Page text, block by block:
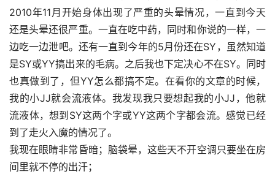
2010年11月开始身体出现了严重的头晕情况，一直到今天
还是头晕还很严重。一直在吃中药，同时和你说的一样，一
边吃一边泄吧。还有一直到今年的5月份还在SY，虽然知道
是SY或YY搞出来的毛病。之后我也下定决心不在SY。同时
也真做到了，但YY怎么都搞不定。在看你的文章的时候，
我的小JJ就会流液体。我发现我只要想起我的小JJ，他就
流液体，想到SY这两个字或YY这两个字都会流。感觉已经
到了走火入魔的情况了。
我现在眼睛非常昏暗；脑袋晕，这些天不开空调只要坐在房
间里就不停的出汗；